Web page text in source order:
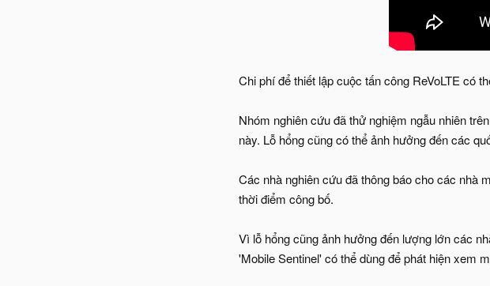
Chi phí để thiết lập cuộc tấn công ReVoLTE có
Nhóm nghiên cứu đã thử nghiệm ngẫu nhiên
này. Lỗ hổng cũng có thể ảnh hưởng đến các
Các nhà nghiên cứu đã thông báo cho các nhà
thời điểm công bố.
Vì lỗ hổng cũng ảnh hưởng đến lượng lớn các
'Mobile Sentinel' có thể dùng để phát hiện xem